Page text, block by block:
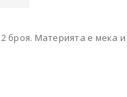
броя. Материята е